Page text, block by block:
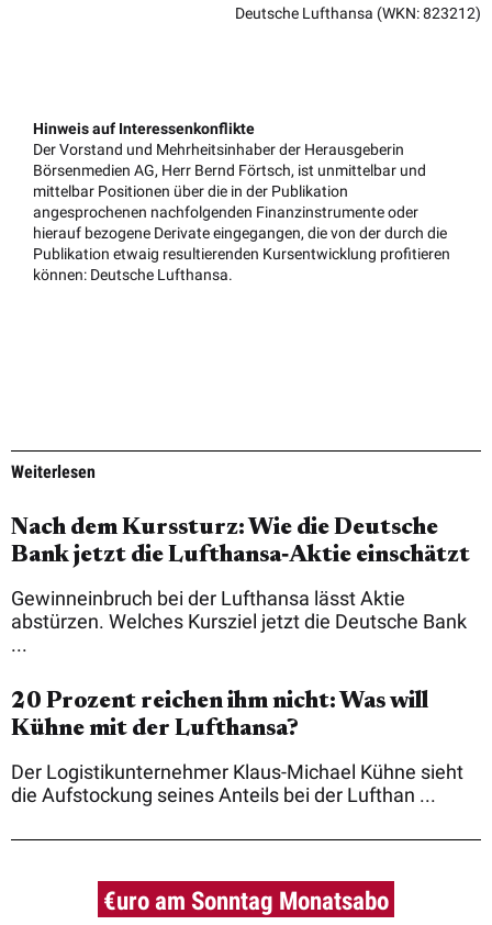
Deutsche Lufthansa (WKN: 823212)
Hinweis auf Interessenkonflikte
Der Vorstand und Mehrheitsinhaber der Herausgeberin
Börsenmedien AG, Herr Bernd Förtsch, ist unmittelbar und
mittelbar Positionen über die in der Publikation
angesprochenen nachfolgenden Finanzinstrumente oder
hierauf bezogene Derivate eingegangen, die von der durch die
Publikation etwaig resultierenden Kursentwicklung profitieren
können: Deutsche Lufthansa.
Weiterlesen
Nach dem Kurssturz: Wie die Deutsche
Bank jetzt die Lufthansa‑Aktie einschätzt
Gewinneinbruch bei der Lufthansa lässt Aktie
abstürzen. Welches Kursziel jetzt die Deutsche Bank
...
20 Prozent reichen ihm nicht: Was will
Kühne mit der Lufthansa?
Der Logistikunternehmer Klaus-Michael Kühne sieht
die Aufstockung seines Anteils bei der Lufthan ...
€uro am Sonntag Monatsabo